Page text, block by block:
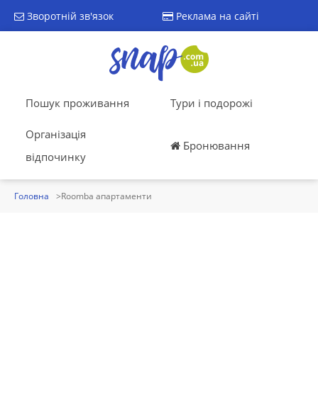
Зворотній зв'язок Реклама на сайті
Пошук проживання Тури і подорожі
Організація
відпочинку
Бронювання
Головна Roomba апартаменти